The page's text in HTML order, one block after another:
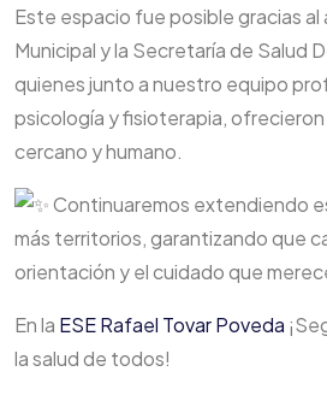
Este espacio fue posible gracias al
Municipal y la Secretaría de Salud
quienes junto a nuestro equipo
psicología y fisioterapia,
cercano y humano.
Continuaremos extendiendo
más territorios, garantizando que
orientación y el cuidado que
En la ESE Rafael Tovar Poveda
la salud de todos!